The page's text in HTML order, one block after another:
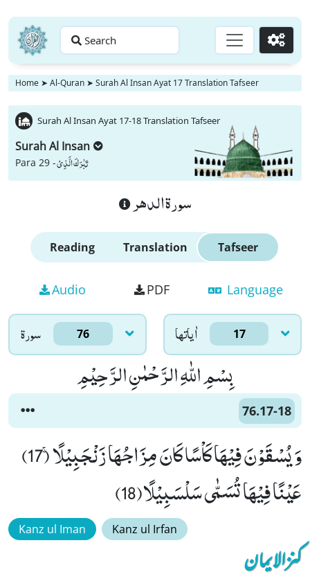
Search Go
Home ➤ Al-Quran ➤ Surah Al Insan Ayat 17 Translation Tafseer
Surah Al Insan Ayat 17-18 Translation Tafseer
Surah Al Insan
Para 29 -تَبٰرَكَ الَّذِیْ
سورة الدهر
Reading Translation Tafseer
Audio PDF Language
سورۃ 76 اٰياتها 17
بِسْمِ اللّٰهِ الرَّحْمٰنِ الرَّحِیْمِ
76.17-18
وَ یُسْقَوْنَ فِیْهَا كَاْسًا كَانَ مِزَاجُهَا زَنْجَبِیْلًاۚ (17)
عَیْنًا فِیْهَا تُسَمّٰى سَلْسَبِیْلًا(18)
Kanz ul Iman Kanz ul Irfan
کنزالایمان